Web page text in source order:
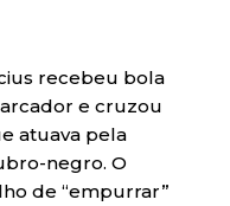
recebeu bola
e cruzou
atuava pela
negro. O
de “empurrar”